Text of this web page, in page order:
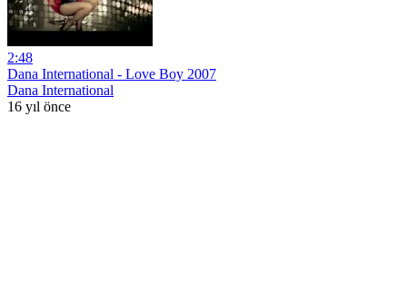
2:48
Dana International - Love Boy 2007
Dana International
16 yıl önce